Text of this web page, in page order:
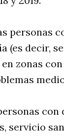
personas
(es decir,
zonas
servicio